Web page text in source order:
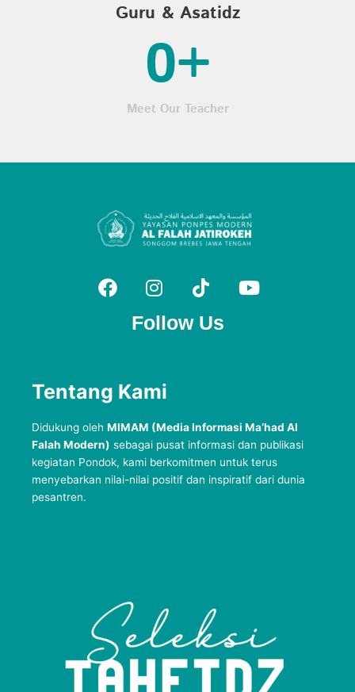
Guru & Asatidz
0+
Meet Our Teacher
Follow Us
Tentang Kami
Didukung oleh MIMAM (Media Informasi Ma’had Al
Falah Modern) sebagai pusat informasi dan publikasi
kegiatan Pondok, kami berkomitmen untuk terus
menyebarkan nilai-nilai positif dan inspiratif dari dunia
pesantren.